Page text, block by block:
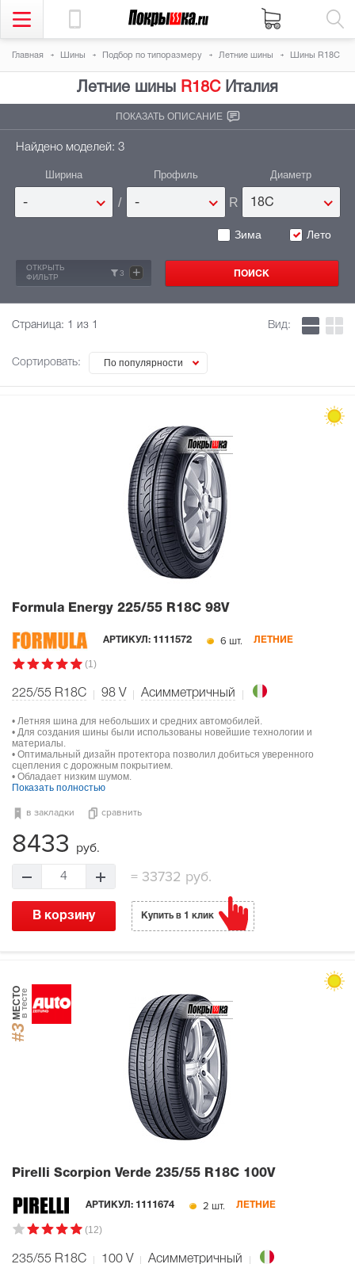
Главная Шины Подбор по типоразмеру Летние шины Шины R18C
Летние шины R18CИталия
ПОКАЗАТЬ ОПИСАНИЕ
Найдено моделей: 3
Ширина
- /
Профиль
- R
Диаметр
18C
Зима Лето
ОТКРЫТЬ
ФИЛЬТР
3 +
Страница: 1 из 1
Сортировать: По популярности
Вид:
Formula Energy 225/55 R18C 98V
АРТИКУЛ: 1111572 6 шт. ЛЕТНИЕ
(1)
225/55 R18C 98 V Асимметричный
• Летняя шина для небольших и средних автомобилей.
• Для создания шины были использованы новейшие технологии и
материалы.
• Оптимальный дизайн протектора позволил добиться уверенного
сцепления с дорожным покрытием.
• Обладает низким шумом.
Показать полностью
в закладки сравнить
8433 руб.
4 =33732 руб.
В корзину Купить в 1 клик
#3
МЕСТОв тесте
Pirelli Scorpion Verde 235/55 R18C 100V
АРТИКУЛ: 1111674 2 шт. ЛЕТНИЕ
(12)
235/55 R18C 100 V Асимметричный